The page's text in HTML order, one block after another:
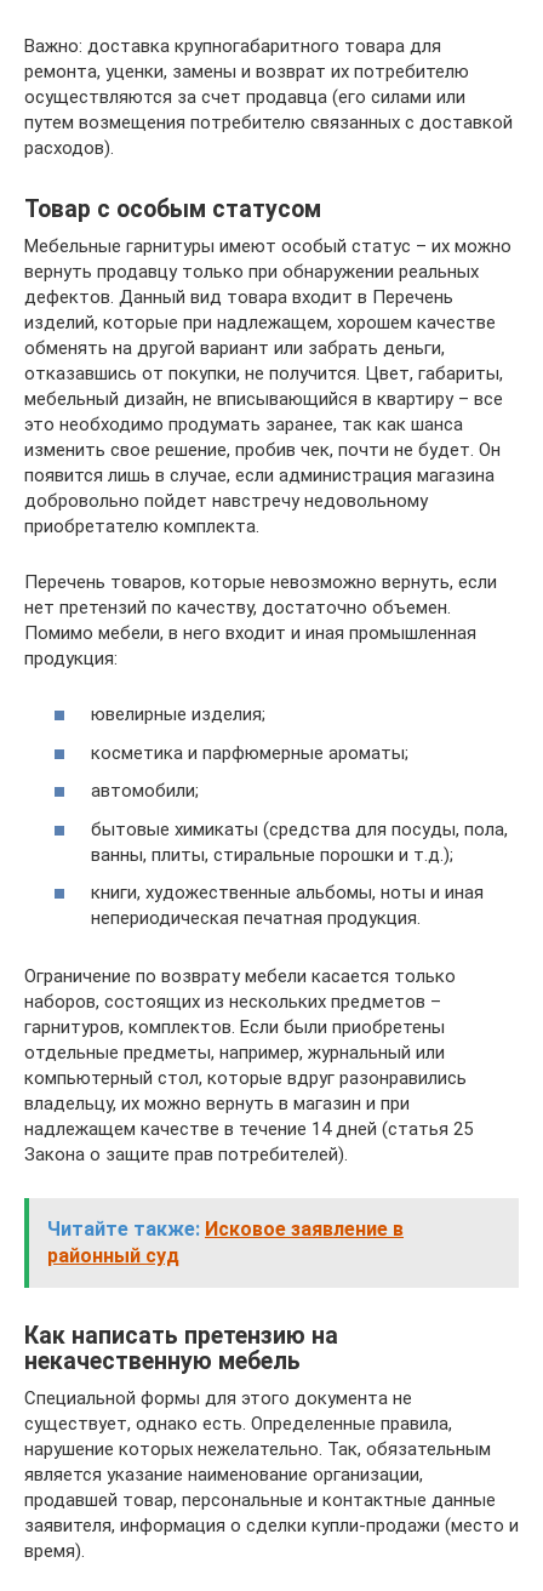
Важно: доставка крупногабаритного товара для
ремонта, уценки, замены и возврат их потребителю
осуществляются за счет продавца (его силами или
путем возмещения потребителю связанных с доставкой
расходов).
Товар с особым статусом
Мебельные гарнитуры имеют особый статус – их можно
вернуть продавцу только при обнаружении реальных
дефектов. Данный вид товара входит в Перечень
изделий, которые при надлежащем, хорошем качестве
обменять на другой вариант или забрать деньги,
отказавшись от покупки, не получится. Цвет, габариты,
мебельный дизайн, не вписывающийся в квартиру – все
это необходимо продумать заранее, так как шанса
изменить свое решение, пробив чек, почти не будет. Он
появится лишь в случае, если администрация магазина
добровольно пойдет навстречу недовольному
приобретателю комплекта.
Перечень товаров, которые невозможно вернуть, если
нет претензий по качеству, достаточно объемен.
Помимо мебели, в него входит и иная промышленная
продукция:
ювелирные изделия;
косметика и парфюмерные ароматы;
автомобили;
бытовые химикаты (средства для посуды, пола,
ванны, плиты, стиральные порошки и т.д.);
книги, художественные альбомы, ноты и иная
непериодическая печатная продукция.
Ограничение по возврату мебели касается только
наборов, состоящих из нескольких предметов –
гарнитуров, комплектов. Если были приобретены
отдельные предметы, например, журнальный или
компьютерный стол, которые вдруг разонравились
владельцу, их можно вернуть в магазин и при
надлежащем качестве в течение 14 дней (статья 25
Закона о защите прав потребителей).
Читайте также: Исковое заявление в
районный суд
Как написать претензию на
некачественную мебель
Специальной формы для этого документа не
существует, однако есть. Определенные правила,
нарушение которых нежелательно. Так, обязательным
является указание наименование организации,
продавшей товар, персональные и контактные данные
заявителя, информация о сделки купли-продажи (место и
время).